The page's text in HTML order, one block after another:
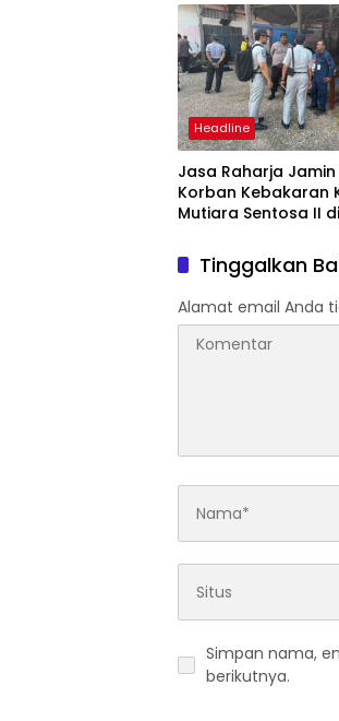
Headline
Jasa Raharja Jamin
Korban Kebakaran
Mutiara Sentosa II di
Tinggalkan
Alamat email Anda
Simpan nama,
berikutnya.